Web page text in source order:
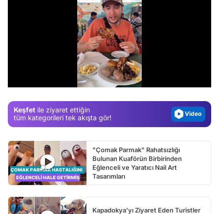
Keşfet ile ziyaret ettiğin
tüm kategorileri tek akışta gör!
Video
"Çomak Parmak" Rahatsızlığı
Bulunan Kuaförün Birbirinden
Eğlenceli ve Yaratıcı Nail Art
Tasarımları
Kapadokya'yı Ziyaret Eden Turistler